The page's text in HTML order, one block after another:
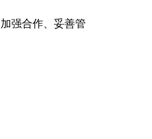
强合作、妥善管